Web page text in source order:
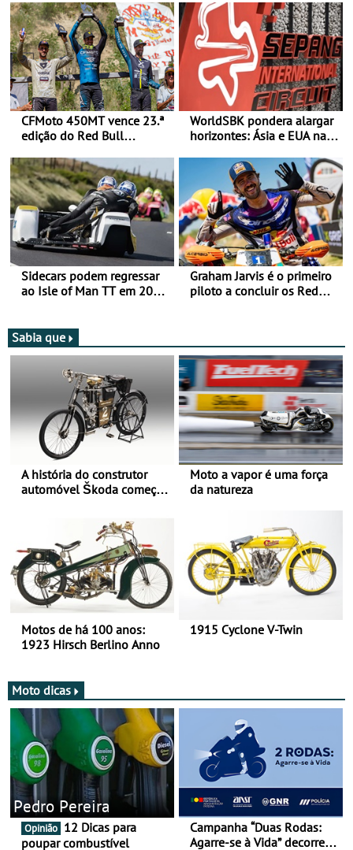
CFMoto 450MT vence 23.ª
edição do Red Bull
Categorias Adventure -
Vitória na Ultimate, Core e
Lite
WorldSBK pondera alargar
horizontes: Ásia e EUA na
Sidecars podem regressar
ao Isle of Man TT em 2027
Graham Jarvis é o primeiro
piloto a concluir os Red
Sabia que
A história do construtor
automóvel Škoda começou
Moto a vapor é uma força
da natureza
Motos de há 100 anos:
1923 Hirsch Berlino Anno
1915 Cyclone V-Twin
Moto dicas
Pedro Pereira
Opinião
poupar combustível
Campanha “Duas Rodas:
Agarre-se à Vida” decorre